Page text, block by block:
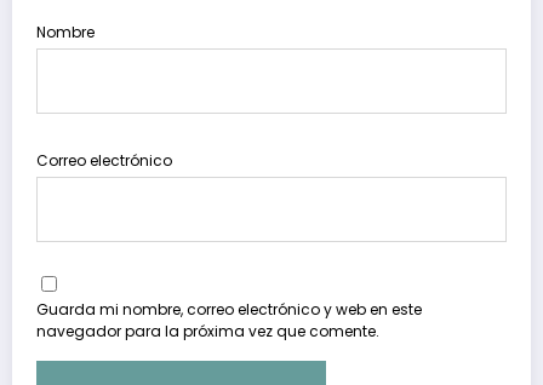
Nombre
Correo electrónico
Guarda mi nombre, correo electrónico y web en este
navegador para la próxima vez que comente.